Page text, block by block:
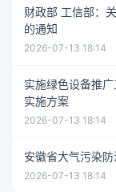
财政部 工信部：
的通知
2026-07-13 18:14
实施绿色设备推
实施方案
2026-07-13 18:14
安徽省大气污染防
2026-07-13 18:14